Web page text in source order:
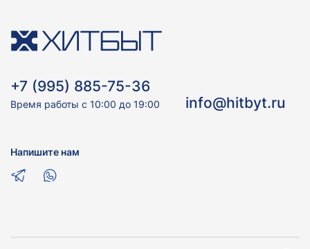
+7 (995) 885-75-36
Время работы с 10:00 до 19:00 info@hitbyt.ru
Напишите нам